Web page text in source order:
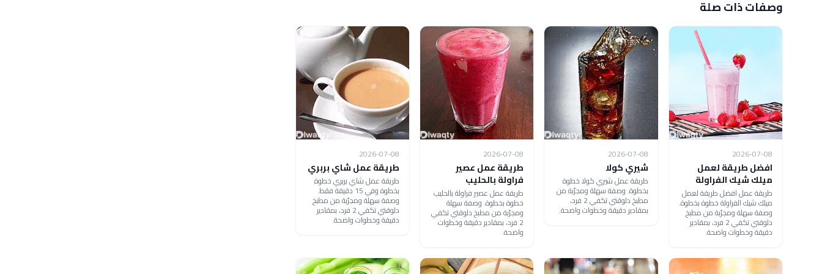
وصفات ذات صلة
2026-07-08
افضل طريقة لعمل
ميلك شيك الفراولة
طريقة عمل افضل طريقة لعمل
ميلك شيك الفراولة خطوة بخطوة.
وصفة سهلة ومجرّبة من مطبخ
دلوقتي تكفي 2 فرد، بمقادير
دقيقة وخطوات واضحة.
2026-07-08
شيري كولا
طريقة عمل شيري كولا خطوة
بخطوة. وصفة سهلة ومجرّبة من
مطبخ دلوقتي تكفي 2 فرد،
بمقادير دقيقة وخطوات واضحة.
2026-07-08
طريقة عمل عصير
فراولة بالحليب
طريقة عمل عصير فراولة بالحليب
خطوة بخطوة. وصفة سهلة
ومجرّبة من مطبخ دلوقتي تكفي
2 فرد، بمقادير دقيقة وخطوات
واضحة.
2026-07-08
طريقة عمل شاي بربري
طريقة عمل شاي بربري خطوة
بخطوة وفي 15 دقيقة فقط.
وصفة سهلة ومجرّبة من مطبخ
دلوقتي تكفي 2 فرد، بمقادير
دقيقة وخطوات واضحة.